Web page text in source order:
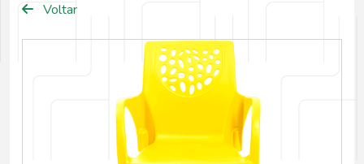
Voltar
Anápolis - Jundiaí
Brasília - ADE Águas Claras
Brasília - Asa Sul
Goiânia - Jardim América II